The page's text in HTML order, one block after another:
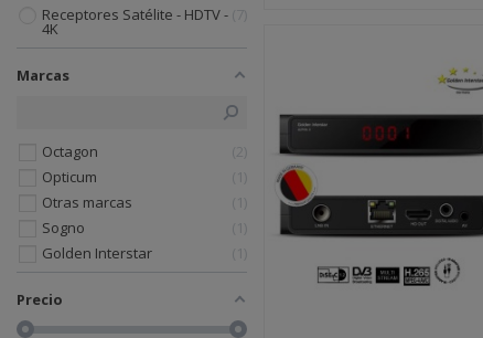
Receptores Satélite - HDTV -
4K
7
Marcas
Octagon
Opticum
Otras marcas
Sogno
Golden Interstar
Precio